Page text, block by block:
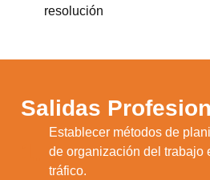
resolución
Salidas
Establecer métodos de
de organización del trabajo
tráfico.